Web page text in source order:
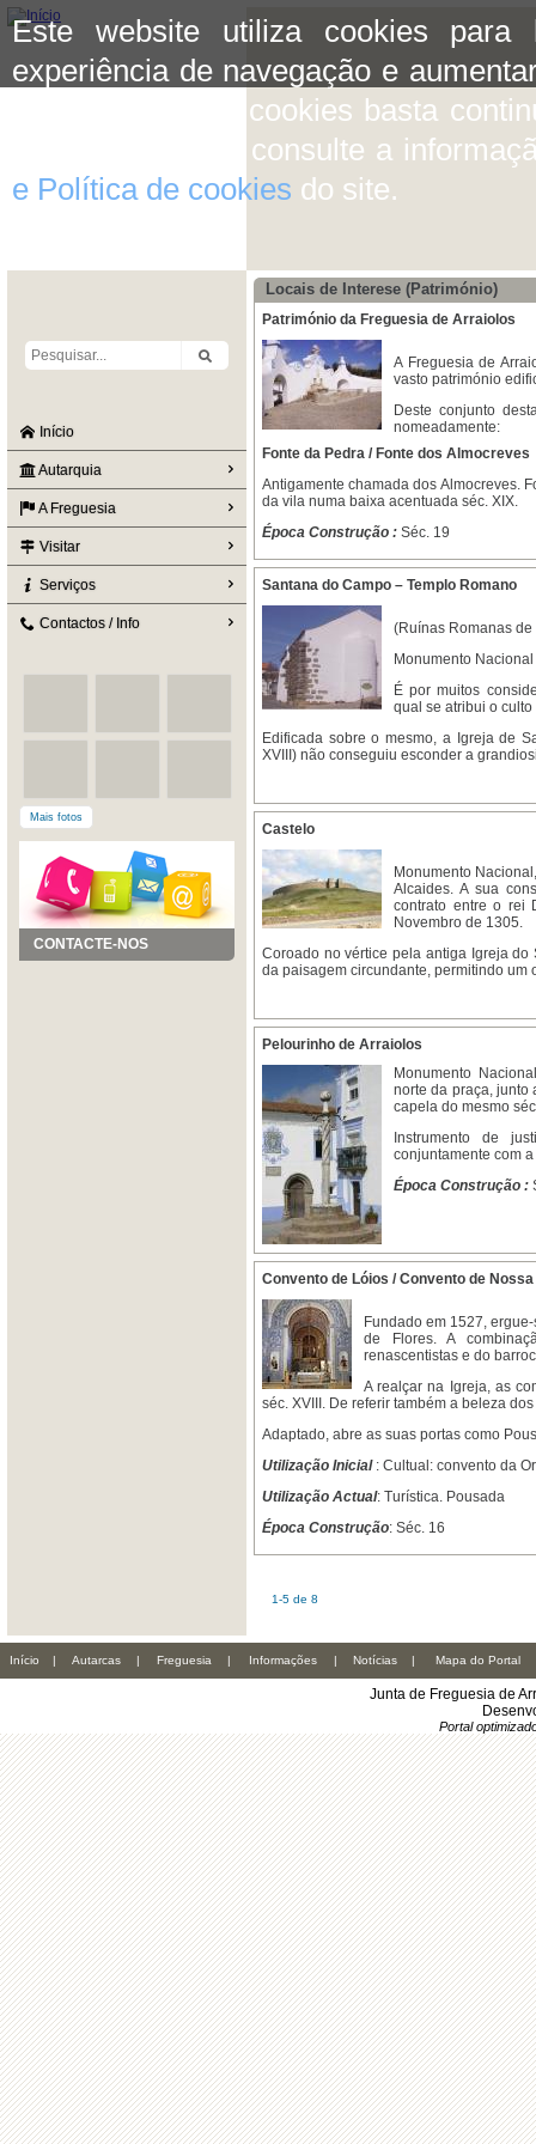
Este website utiliza cookies para
experiência de navegação e
aceitar o uso de cookies basta
mais informação consulte a
e Política de cookies do site.
Início
Autarquia
A Freguesia
Visitar
Serviços
Contactos / Info
Mais fotos
CONTACTE-NOS
Locais de Interese (Património)
Património da Freguesia de Arraiolos
A Freguesia de
vasto património
Deste conjunto
nomeadamente:
Fonte da Pedra / Fonte dos Almocreves
Antigamente chamada dos Almocreves.
da vila numa baixa acentuada séc. XIX.
Época Construção : Séc. 19
Santana do Campo – Templo Romano
(Ruínas Romanas
Monumento
É por muitos
qual se atribui o culto
Edificada sobre o mesmo, a Igreja de
XVIII) não conseguiu esconder a
Castelo
Monumento
Alcaides. A sua
contrato entre o rei
Novembro de 1305.
Coroado no vértice pela antiga Igreja
da paisagem circundante, permitindo um
Pelourinho de Arraiolos
Monumento
norte da praça, junto
capela do mesmo
Instrumento de
conjuntamente com
Época Construção :
Convento de Lóios / Convento de
Fundado em 1527,
de Flores. A
renascentistas e do
A realçar na Igreja, as
séc. XVIII. De referir também a beleza
Adaptado, abre as suas portas como
Utilização Inicial : Cultual: convento da
Utilização Actual: Turística. Pousada
Época Construção: Séc. 16
1-5 de 8
Início | Autarcas | Freguesia | Informações | Notícias | Mapa do Portal
Junta de Freguesia de
Portal